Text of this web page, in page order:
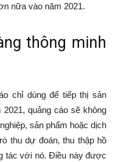
nữa vào năm 2021.
thông minh
chỉ dùng để tiếp thị sản
quảng cáo sẽ không
sản phẩm hoặc dịch
thu dự đoán, thu thập hồ
tác với nó. Điều này được